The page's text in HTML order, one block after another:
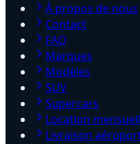
À propos de nous
Contact
FAQ
Marques
Modèles
SUV
Supercars
Location
Livraison